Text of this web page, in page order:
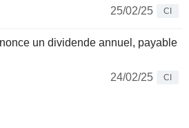
25/02/25
CI
un dividende annuel, payable
24/02/25
CI